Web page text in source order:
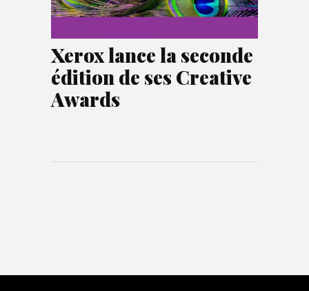
Xerox lance la seconde
édition de ses Creative
Awards